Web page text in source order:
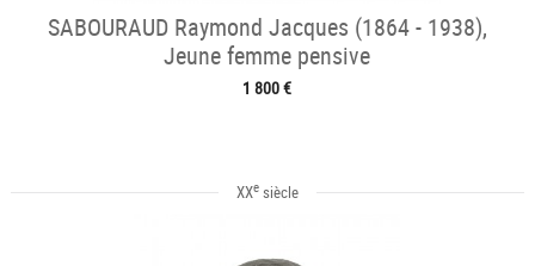
SABOURAUD Raymond Jacques (1864 - 1938),
Jeune femme pensive
1 800 €
XXesiècle